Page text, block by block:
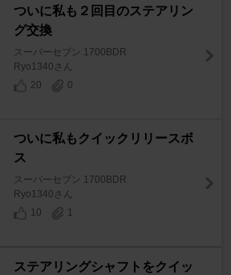
ついに私も２回目のステアリン
グ交換
スーパーセブン 1700BDR
Ryo1340さん
20
0
ついに私もクイックリリースボ
ス
スーパーセブン 1700BDR
Ryo1340さん
10
1
ステアリングシャフトをクイッ